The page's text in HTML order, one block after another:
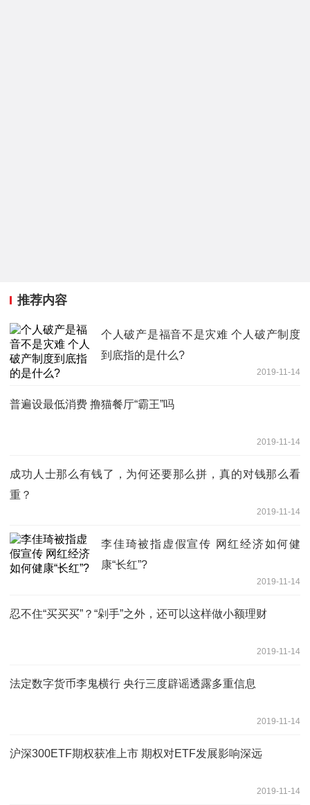
推荐内容
个人破产是福音不是灾难 个人破产制度
到底指的是什么?
2019-11-14
普遍设最低消费 撸猫餐厅“霸王”吗
2019-11-14
成功人士那么有钱了，为何还要那么拼，真的对钱那么看
重？
2019-11-14
李佳琦被指虚假宣传 网红经济如何健
康“长红”?
2019-11-14
忍不住“买买买”？“剁手”之外，还可以这样做小额理财
2019-11-14
法定数字货币李鬼横行 央行三度辟谣透露多重信息
2019-11-14
沪深300ETF期权获准上市 期权对ETF发展影响深远
2019-11-14